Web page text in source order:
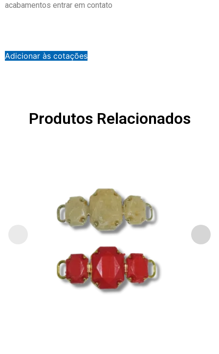
acabamentos entrar em contato
Adicionar às cotações
Produtos Relacionados